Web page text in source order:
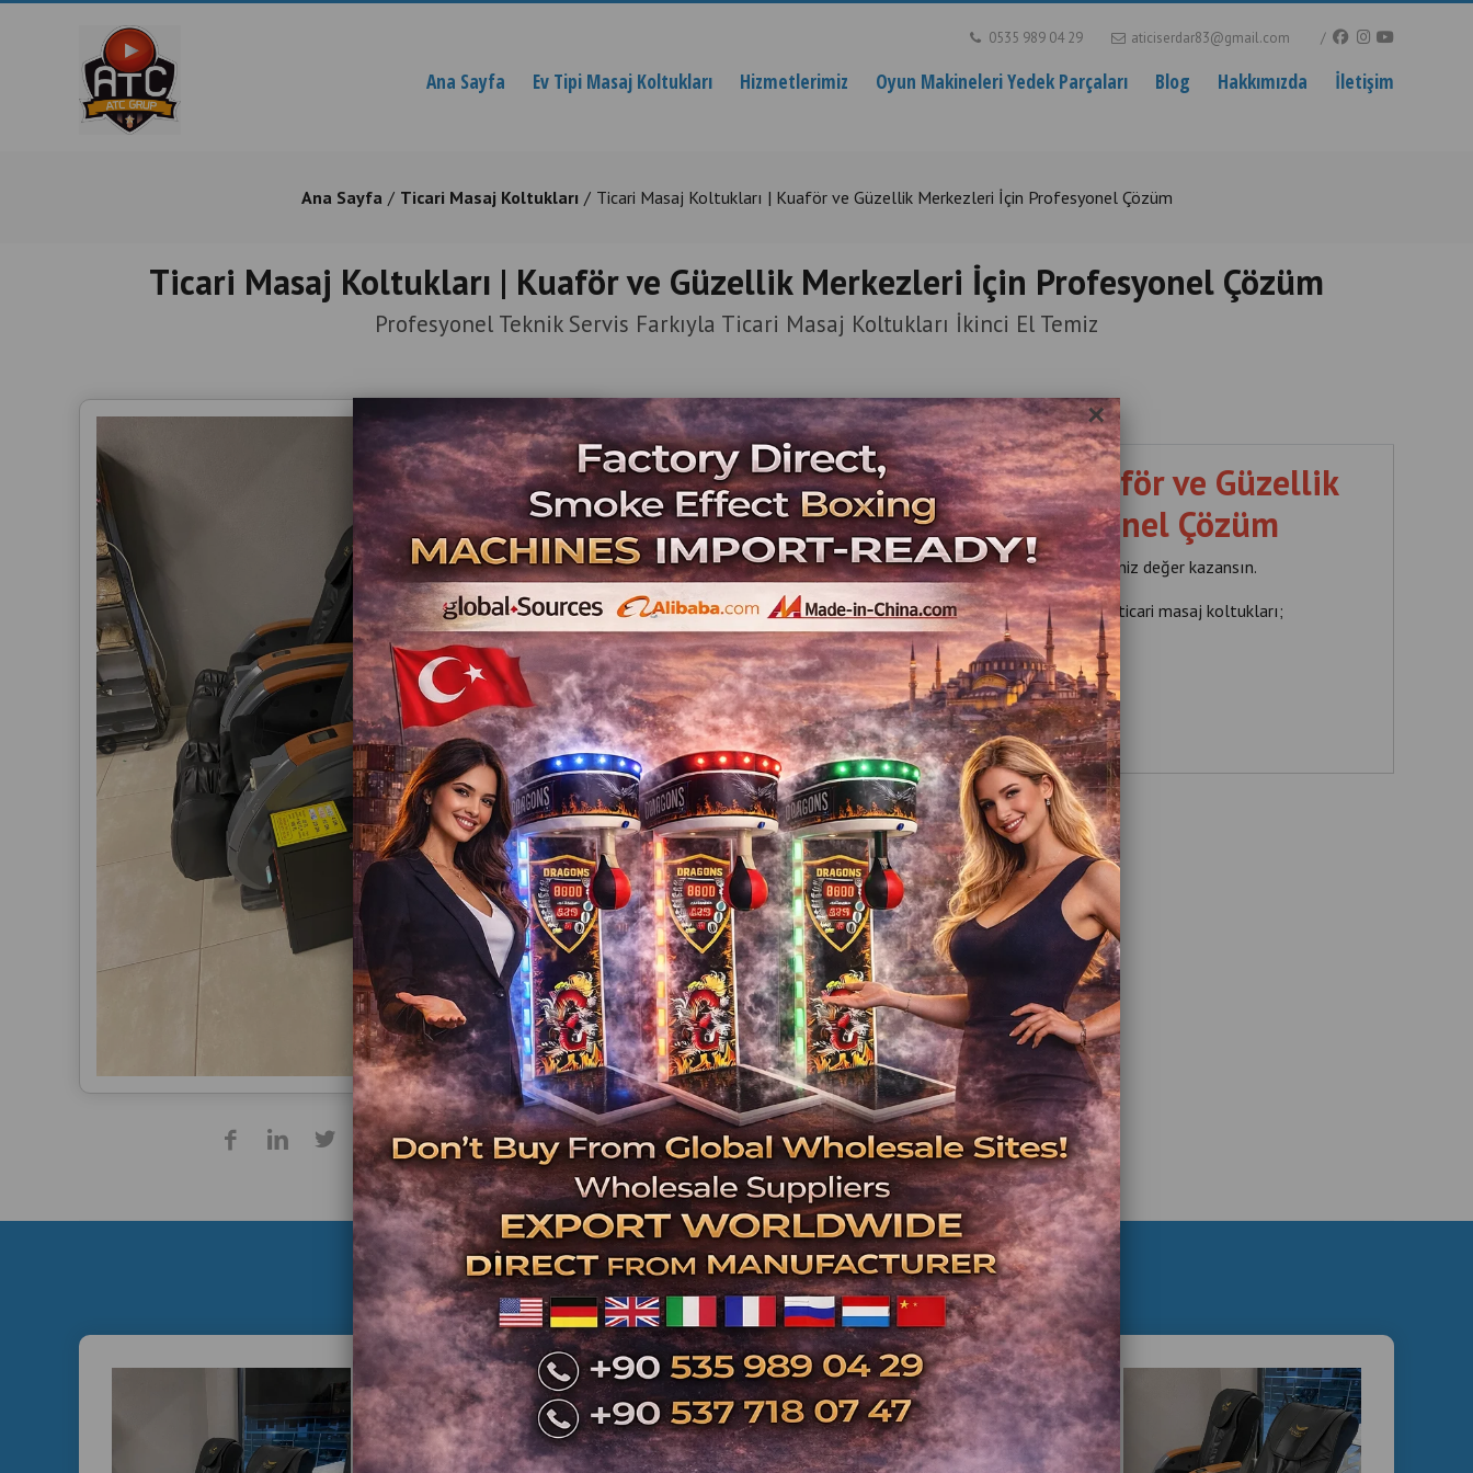
×
0535 989 04 29 aticiserdar83@gmail.com
Ana Sayfa Ev Tipi Masaj Koltukları Hizmetlerimiz Oyun Makineleri Yedek Parçaları Blog Hakkımızda İletişim
Ana Sayfa Ticari Masaj Koltukları Ticari Masaj Koltukları | Kuaför ve Güzellik Merkezleri İçin Profesyonel Çözüm
Ticari Masaj Koltukları | Kuaför ve Güzellik Merkezleri İçin Profesyonel Çözüm
Profesyonel Teknik Servis Farkıyla Ticari Masaj Koltukları İkinci El Temiz
Ürün Açıklaması
Ticari Masaj Koltukları | Kuaför ve Güzellik
Merkezleri İçin Profesyonel Çözüm
💺 Müşterileriniz beklerken rahatlasın, işletmeniz değer kazansın.
Profesyonel teknik servis desteğiyle sunduğumuz ticari masaj koltukları;
✔ Kuaför salonları
✔ Berber salonları
✔ Güzellik merkezleri
✔ Spa merkezleri
✔ Oteller
için ideal çözümler sunmaktadır.
Neden Ticari Masaj Koltuğu?
✅ Bekleme alanlarını daha konforlu hale getirir
✅ Müşteri memnuniyetini artırır
✅ Premium hizmet algısı oluşturur
✅ İşletmeye modern görünüm kazandırır
✅ Ek gelir modeli oluşturabilir
Teknik Servis Avantajımız
🛠 Profesyonel teknik servis
🔩 Bol yedek parça desteği
⚡ Hızlı servis ağı
📦 Türkiye geneli gönderim
🌍 Yurt dışı satış desteği
📞 +90 535 989 04 29
İlgili Ürünler